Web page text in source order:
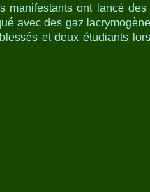
manifestants ont lancé
avec des gaz
et deux étudiants